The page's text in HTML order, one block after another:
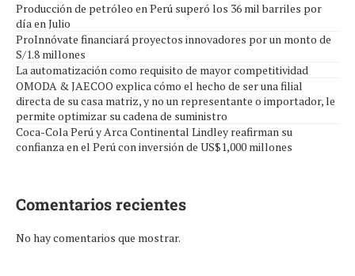
Producción de petróleo en Perú superó los 36 mil barriles por
día en Julio
ProInnóvate financiará proyectos innovadores por un monto de
S/1.8 millones
La automatización como requisito de mayor competitividad
OMODA & JAECOO explica cómo el hecho de ser una filial
directa de su casa matriz, y no un representante o importador, le
permite optimizar su cadena de suministro
Coca-Cola Perú y Arca Continental Lindley reafirman su
confianza en el Perú con inversión de US$1,000 millones
Comentarios recientes
No hay comentarios que mostrar.